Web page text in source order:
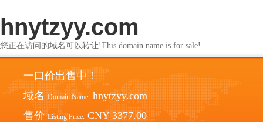
hnytzyy.com
您正在访问的域名可以转让!This domain name is for sale!
一口价出售中！
域名 Domain Name: hnytzyy.com
售价 Listing Price: CNY 3377.00